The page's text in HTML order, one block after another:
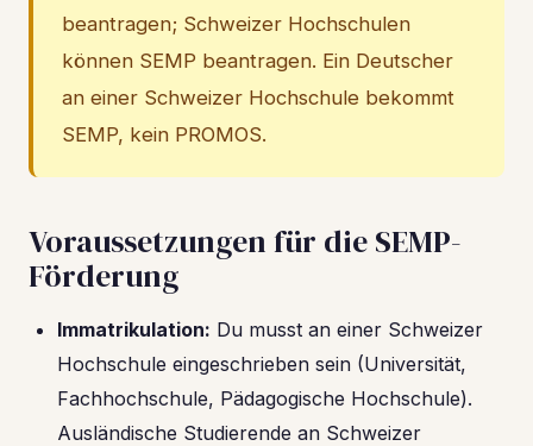
beantragen; Schweizer Hochschulen
können SEMP beantragen. Ein Deutscher
an einer Schweizer Hochschule bekommt
SEMP, kein PROMOS.
Voraussetzungen für die SEMP-
Förderung
Immatrikulation: Du musst an einer Schweizer
Hochschule eingeschrieben sein (Universität,
Fachhochschule, Pädagogische Hochschule).
Ausländische Studierende an Schweizer